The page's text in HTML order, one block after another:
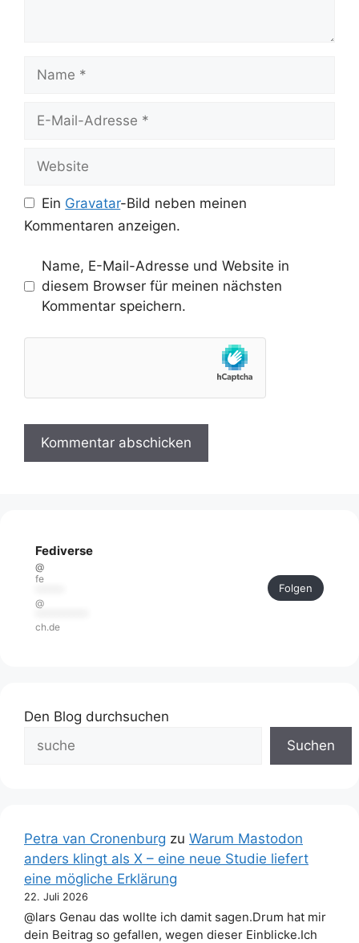
Mail-
Ein Gravatar-Bild neben meinen
Kommentaren anzeigen.
Name, E-Mail-Adresse und Website in
diesem Browser für meinen nächsten
Kommentar speichern.
Fediverse
@
fe
@
ch.de
Folgen
Den Blog durchsuchen
Suchen
Petra van Cronenburg zu Warum Mastodon
anders klingt als X – eine neue Studie liefert
eine mögliche Erklärung
22. Juli 2026
@lars Genau das wollte ich damit sagen.Drum hat mir
dein Beitrag so gefallen, wegen dieser Einblicke.Ich